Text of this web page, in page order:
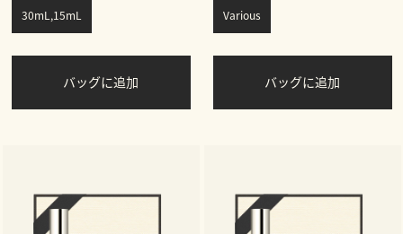
30mL,15mL
バッグに追加
Various
バッグに追加